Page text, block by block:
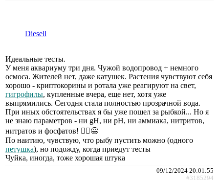
Diesell
Идеальные тесты.
У меня аквариуму три дня. Чужой водопровод + немного
осмоса. Жителей нет, даже катушек. Растения чувствуют себя
хорошо - криптокорины и ротала уже реагируют на свет,
гигрофилы, купленные вчера, еще нет, хотя уже
выпрямились. Сегодня стала полностью прозрачной вода.
При иных обстоятельствах я бы уже пошел за рыбкой... Но я
не знаю параметров - ни gH, ни pH, ни аммиака, нитритов,
нитратов и фосфатов! 🤦‍♂️😆
По наитию, чувствую, что рыбу пустить можно (одного
петушка), но подожду, когда приедут тесты
Чуйка, иногда, тоже хорошая штука
09/12/2024 20:01:55
#3185294